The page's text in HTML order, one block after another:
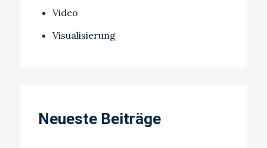
Video
Visualisierung
Neueste Beiträge